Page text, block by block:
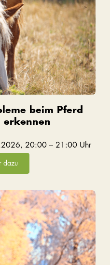
beim Pferd
erkennen
20:00 – 21:00 Uhr
dazu